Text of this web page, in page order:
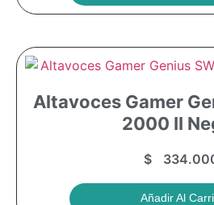
Altavoces Gamer
2000 II
$
Añadir Al